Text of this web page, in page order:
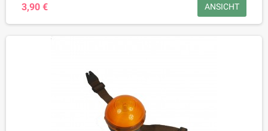
3,90 € ANSICHT